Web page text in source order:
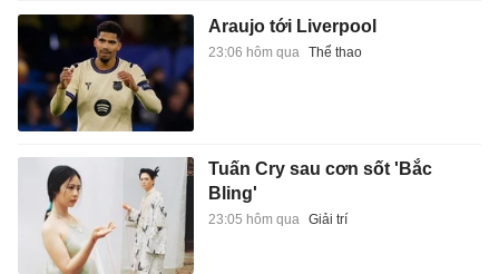
Araujo tới Liverpool
23:06 hôm qua Thể thao
Tuấn Cry sau cơn sốt 'Bắc
Bling'
23:05 hôm qua Giải trí